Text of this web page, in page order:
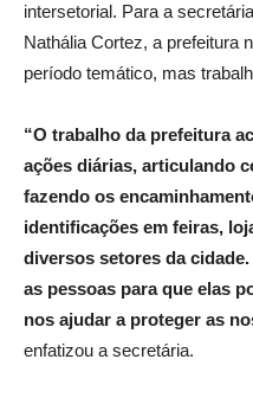
intersetorial. Para a
Nathália Cortez, a prefeitura
período temático, mas
“O trabalho da prefeitura
ações diárias, articulando
fazendo os
identificações em feiras,
diversos setores da
as pessoas para que elas
nos ajudar a proteger as
enfatizou a secretária.